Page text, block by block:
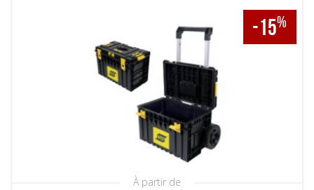
-15%
À partir de